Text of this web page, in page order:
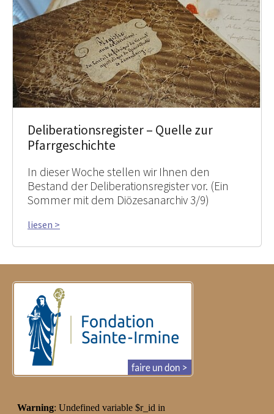
Deliberationsregister – Quelle zur
Pfarrgeschichte
In dieser Woche stellen wir Ihnen den
Bestand der Deliberationsregister vor. (Ein
Sommer mit dem Diözesanarchiv 3/9)
liesen >